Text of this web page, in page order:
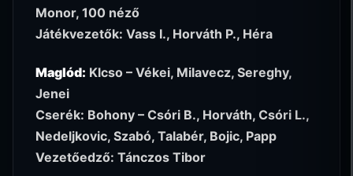
Monor, 100 néző
Játékvezetők: Vass I., Horváth P., Héra
Maglód: Klcso – Vékei, Milavecz, Sereghy,
Jenei
Cserék: Bohony – Csóri B., Horváth, Csóri L.,
Nedeljkovic, Szabó, Talabér, Bojic, Papp
Vezetőedző: Tánczos Tibor